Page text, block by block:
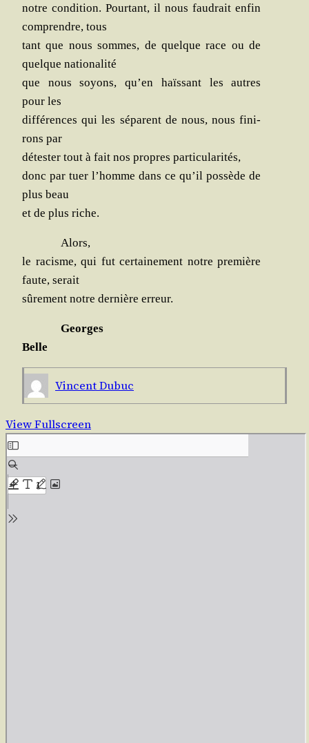
notre condi­tion. Pour­tant, il nous fau­drait enfin
com­prendre, tous
tant que nous sommes, de quelque race ou de
quelque nationalité
que nous soyons, qu’en haïs­sant les autres
pour les
dif­fé­rences qui les séparent de nous, nous fini­
rons par
détes­ter tout à fait nos propres particularités,
donc par tuer l’homme dans ce qu’il pos­sède de
plus beau
et de plus riche.
Alors,
le racisme, qui fut cer­tai­ne­ment notre pre­mière
faute, serait
sûre­ment notre der­nière erreur.
Georges
Belle
Vincent Dubuc
View Fullscreen